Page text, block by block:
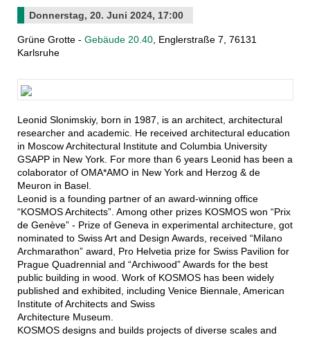
Donnerstag, 20. Juni 2024, 17:00
Grüne Grotte - Gebäude 20.40, Englerstraße 7, 76131
Karlsruhe
Leonid Slonimskiy, born in 1987, is an architect, architectural
researcher and academic. He received architectural education
in Moscow Architectural Institute and Columbia University
GSAPP in New York. For more than 6 years Leonid has been a
colaborator of OMA*AMO in New York and Herzog & de
Meuron in Basel.
Leonid is a founding partner of an award-winning office
“KOSMOS Architects”. Among other prizes KOSMOS won “Prix
de Genève” - Prize of Geneva in experimental architecture, got
nominated to Swiss Art and Design Awards, received “Milano
Archmarathon” award, Pro Helvetia prize for Swiss Pavilion for
Prague Quadrennial and “Archiwood” Awards for the best
public building in wood. Work of KOSMOS has been widely
published and exhibited, including Venice Biennale, American
Institute of Architects and Swiss
Architecture Museum.
KOSMOS designs and builds projects of diverse scales and